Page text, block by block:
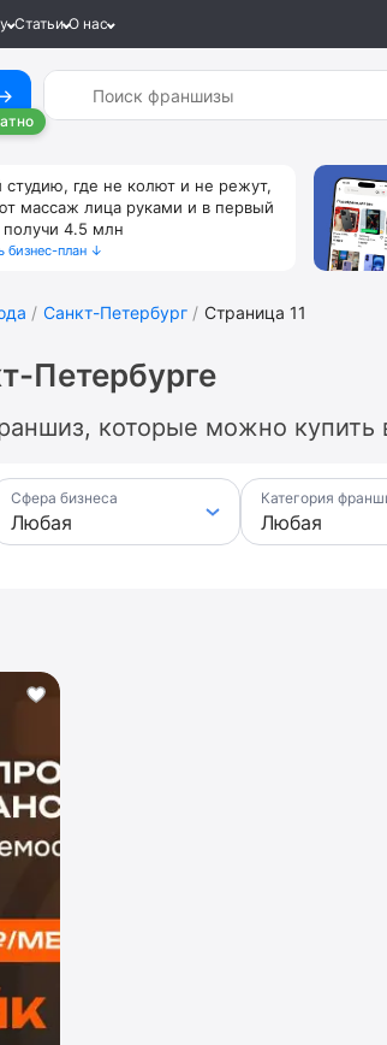
Статьи О нас
студию, где не колют и не режут,
массаж лица руками и в первый
4.5 млн
бизнес-план ↓
Санкт-Петербург Страница 11
Петербурге
которые можно купить
Сфера бизнеса Категория